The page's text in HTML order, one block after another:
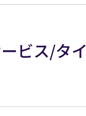
ビス/タイ